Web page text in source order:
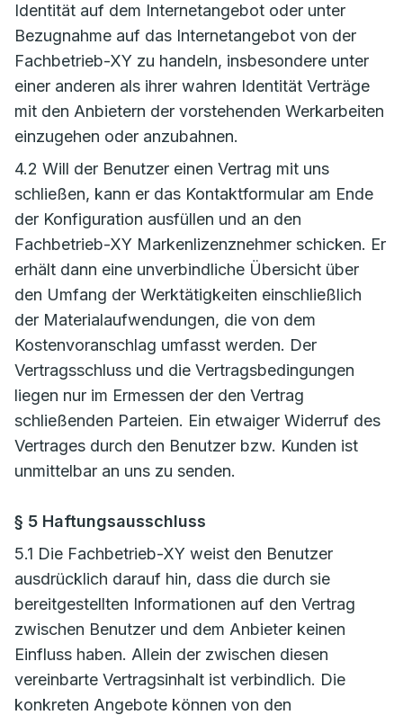
Identität auf dem Internetangebot oder unter
Bezugnahme auf das Internetangebot von der
Fachbetrieb-XY zu handeln, insbesondere unter
einer anderen als ihrer wahren Identität Verträge
mit den Anbietern der vorstehenden Werkarbeiten
einzugehen oder anzubahnen.
4.2 Will der Benutzer einen Vertrag mit uns
schließen, kann er das Kontaktformular am Ende
der Konfiguration ausfüllen und an den
Fachbetrieb-XY Markenlizenznehmer schicken. Er
erhält dann eine unverbindliche Übersicht über
den Umfang der Werktätigkeiten einschließlich
der Materialaufwendungen, die von dem
Kostenvoranschlag umfasst werden. Der
Vertragsschluss und die Vertragsbedingungen
liegen nur im Ermessen der den Vertrag
schließenden Parteien. Ein etwaiger Widerruf des
Vertrages durch den Benutzer bzw. Kunden ist
unmittelbar an uns zu senden.
§ 5 Haftungsausschluss
5.1 Die Fachbetrieb-XY weist den Benutzer
ausdrücklich darauf hin, dass die durch sie
bereitgestellten Informationen auf den Vertrag
zwischen Benutzer und dem Anbieter keinen
Einfluss haben. Allein der zwischen diesen
vereinbarte Vertragsinhalt ist verbindlich. Die
konkreten Angebote können von den